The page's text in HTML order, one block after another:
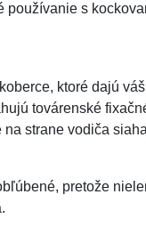
s
ktoré dajú
továrenské
strane vodiča
pretože